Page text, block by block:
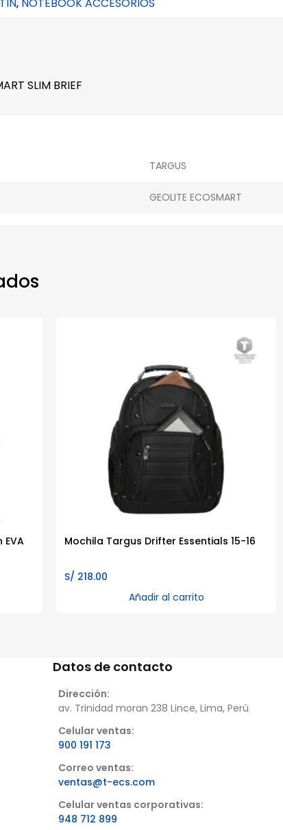
SLIM BRIEF
TARGUS
GEOLITE ECOSMART
Mochila Targus Drifter Essentials 15-16
S/ 218.00
Añadir al carrito
Datos de contacto
Dirección:
av. Trinidad moran 238 Lince, Lima, Perú
Celular ventas:
900 191 173
Correo ventas:
ventas@t-ecs.com
Celular ventas corporativas:
948 712 899